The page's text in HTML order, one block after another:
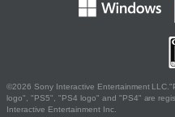
©2026 Sony Interactive Entertainment
logo", "PS5", "PS4 logo" and "PS4" are
Interactive Entertainment Inc.